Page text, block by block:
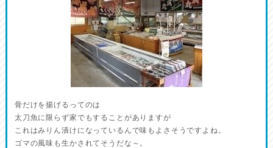
骨だけを揚げるってのは
太刀魚に限らず家でもすることがありますが
これはみりん漬けになっているんで味もよさそうですよね。
ゴマの風味も生かされてそうだな～。